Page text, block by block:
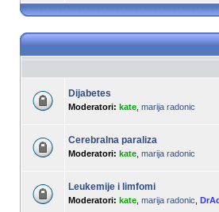
Dijabetes
Moderatori: kate marija radonic
Cerebralna paraliza
Moderatori: kate marija radonic
Leukemije i limfomi
Moderatori: kate marija radonic